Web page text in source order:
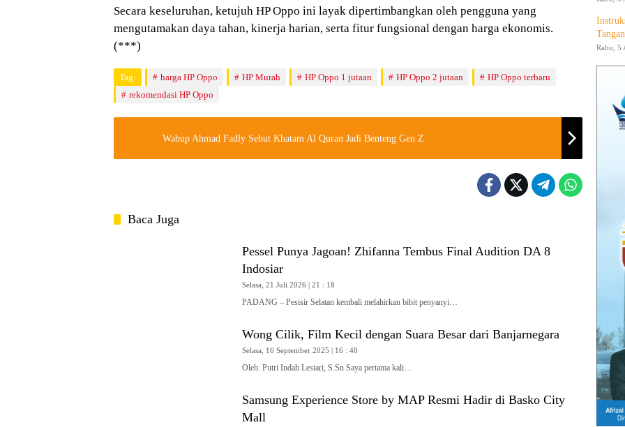
Secara keseluruhan, ketujuh HP Oppo ini layak dipertimbangkan oleh pengguna yang
mengutamakan daya tahan, kinerja harian, serta fitur fungsional dengan harga ekonomis.
(***)
Tag: harga HP Oppo HP Murah HP Oppo 1 jutaan HP Oppo 2 jutaan
HP Oppo terbaru
rekomendasi HP Oppo
Wabup Ahmad Fadly Sebut Khatam Al Quran Jadi Benteng Gen Z
Baca Juga
Pessel Punya Jagoan! Zhifanna Tembus Final Audition DA 8
Indosiar
Selasa, 21 Juli 2026 | 21 : 18
PADANG – Pesisir Selatan kembali melahirkan bibit penyanyi…
Wong Cilik, Film Kecil dengan Suara Besar dari Banjarnegara
Selasa, 16 September 2025 | 16 : 40
Oleh: Putri Indah Lestari, S.Sn Saya pertama kali…
Samsung Experience Store by MAP Resmi Hadir di Basko City
Mall
Rabu, 5